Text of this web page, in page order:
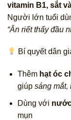
vitamin B1, sắt
Người lớn tuổi
“Ăn riết thấy đầu
Bí quyết dân
Thêm hạt óc
giúp sáng mắt,
Dùng với
mụn